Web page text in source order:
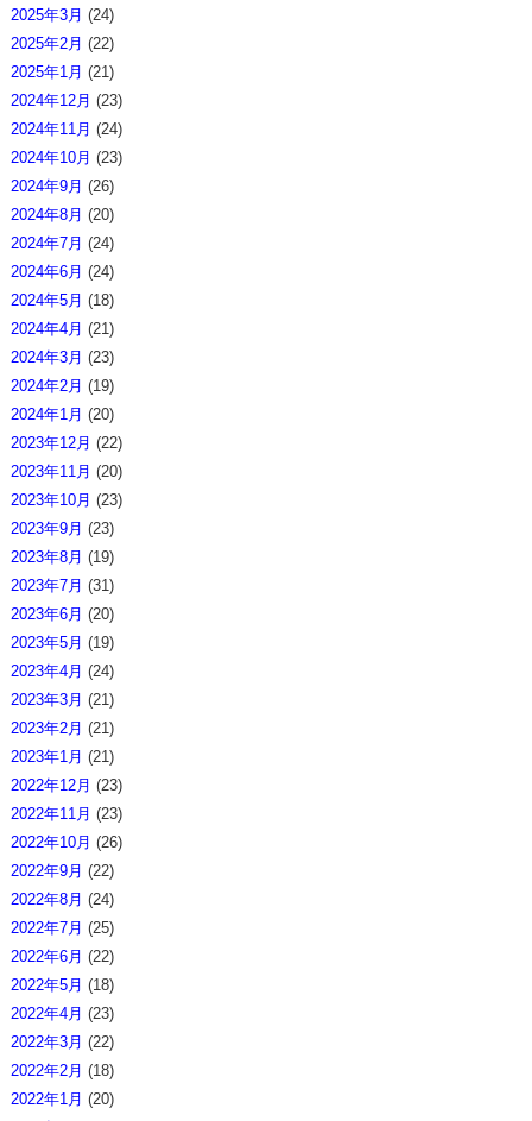
2025年3月 (24)
2025年2月 (22)
2025年1月 (21)
2024年12月 (23)
2024年11月 (24)
2024年10月 (23)
2024年9月 (26)
2024年8月 (20)
2024年7月 (24)
2024年6月 (24)
2024年5月 (18)
2024年4月 (21)
2024年3月 (23)
2024年2月 (19)
2024年1月 (20)
2023年12月 (22)
2023年11月 (20)
2023年10月 (23)
2023年9月 (23)
2023年8月 (19)
2023年7月 (31)
2023年6月 (20)
2023年5月 (19)
2023年4月 (24)
2023年3月 (21)
2023年2月 (21)
2023年1月 (21)
2022年12月 (23)
2022年11月 (23)
2022年10月 (26)
2022年9月 (22)
2022年8月 (24)
2022年7月 (25)
2022年6月 (22)
2022年5月 (18)
2022年4月 (23)
2022年3月 (22)
2022年2月 (18)
2022年1月 (20)